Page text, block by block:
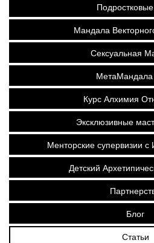
Мандала
Сексуальная
Курс Алхимия
Эксклюзивные
Менторские супервизии
Детский
Блог
Статьи